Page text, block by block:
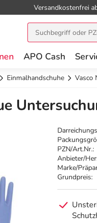
Versandkostenfrei
APO Cash
Einmalhandschuhe Vasco
PZN/Art.Nr.:
Anbieter/
Marke/
Grundpreis: